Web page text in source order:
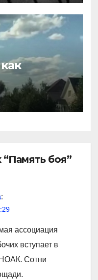
боя”
:
ассоциация
вступает в
Сотни